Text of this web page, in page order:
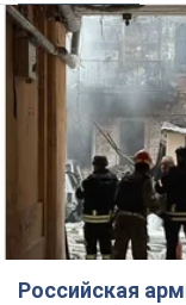
Российская